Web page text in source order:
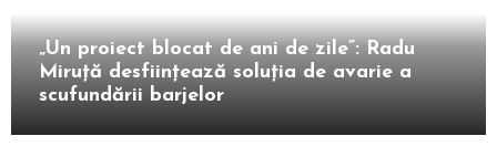
„Un proiect blocat de ani de zile”: Radu
Miruță desființează soluția de avarie a
scufundării barjelor